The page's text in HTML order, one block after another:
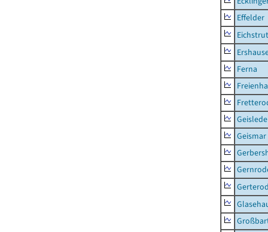
Effelder
Ferna
Geismar